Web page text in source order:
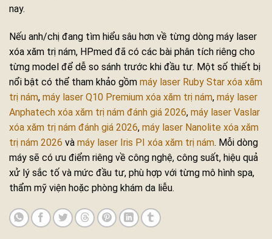
nay.
Nếu anh/chị đang tìm hiểu sâu hơn về từng dòng máy laser
xóa xăm trị nám, HPmed đã có các bài phân tích riêng cho
từng model để dễ so sánh trước khi đầu tư. Một số thiết bị
nổi bật có thể tham khảo gồm máy laser Ruby Star xóa xăm
trị nám, máy laser Q10 Premium xóa xăm trị nám, máy laser
Anphatech xóa xăm trị nám đánh giá 2026, máy laser Vaslar
xóa xăm trị nám đánh giá 2026, máy laser Nanolite xóa xăm
trị nám 2026 và máy laser Iris PI xóa xăm trị nám. Mỗi dòng
máy sẽ có ưu điểm riêng về công nghệ, công suất, hiệu quả
xử lý sắc tố và mức đầu tư, phù hợp với từng mô hình spa,
thẩm mỹ viện hoặc phòng khám da liễu.